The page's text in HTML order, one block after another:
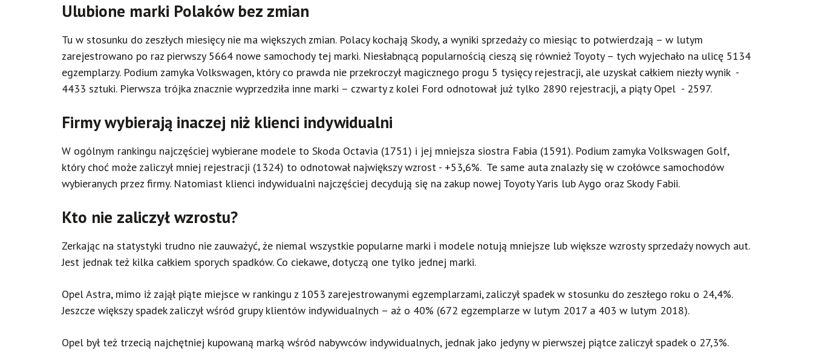
Ulubione marki Polaków bez zmian
Tu w stosunku do zeszłych miesięcy nie ma większych zmian. Polacy kochają Skody, a wyniki sprzedaży co miesiąc to potwierdzają – w lutym
zarejestrowano po raz pierwszy 5664 nowe samochody tej marki. Niesłabnącą popularnością cieszą się również Toyoty – tych wyjechało na ulicę 5134
egzemplarzy. Podium zamyka Volkswagen, który co prawda nie przekroczył magicznego progu 5 tysięcy rejestracji, ale uzyskał całkiem niezły wynik -
4433 sztuki. Pierwsza trójka znacznie wyprzedziła inne marki – czwarty z kolei Ford odnotował już tylko 2890 rejestracji, a piąty Opel - 2597.
Firmy wybierają inaczej niż klienci indywidualni
W ogólnym rankingu najczęściej wybierane modele to Skoda Octavia (1751) i jej mniejsza siostra Fabia (1591). Podium zamyka Volkswagen Golf,
który choć może zaliczył mniej rejestracji (1324) to odnotował największy wzrost - +53,6%. Te same auta znalazły się w czołówce samochodów
wybieranych przez firmy. Natomiast klienci indywidualni najczęściej decydują się na zakup nowej Toyoty Yaris lub Aygo oraz Skody Fabii.
Kto nie zaliczył wzrostu?
Zerkając na statystyki trudno nie zauważyć, że niemal wszystkie popularne marki i modele notują mniejsze lub większe wzrosty sprzedaży nowych aut.
Jest jednak też kilka całkiem sporych spadków. Co ciekawe, dotyczą one tylko jednej marki.
Opel Astra, mimo iż zajął piąte miejsce w rankingu z 1053 zarejestrowanymi egzemplarzami, zaliczył spadek w stosunku do zeszłego roku o 24,4%.
Jeszcze większy spadek zaliczył wśród grupy klientów indywidualnych – aż o 40% (672 egzemplarze w lutym 2017 a 403 w lutym 2018).
Opel był też trzecią najchętniej kupowaną marką wśród nabywców indywidualnych, jednak jako jedyny w pierwszej piątce zaliczył spadek o 27,3%.